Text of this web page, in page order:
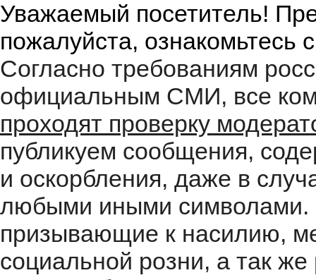
Уважаемый посетитель!
пожалуйста, ознакомьтесь
Согласно требованиям
официальным СМИ, все
проходят проверку
публикуем сообщения,
и оскорбления, даже в
любыми иными символами.
призывающие к насилию,
социальной розни, а так